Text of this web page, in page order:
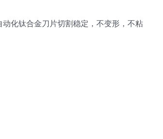
化钛合金刀片切割稳定，不变形，不粘